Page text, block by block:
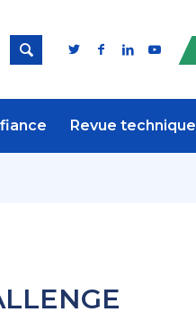

Revue technique